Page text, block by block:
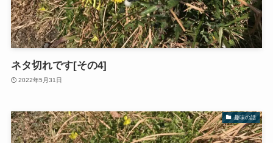
ネタ切れです[その4]
2022年5月31日
趣味の話